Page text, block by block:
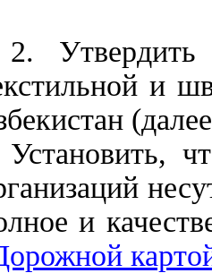
2.
и
Установить,
и